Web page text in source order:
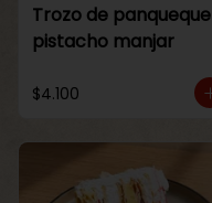
Trozo de panqueque
pistacho manjar
$4.100